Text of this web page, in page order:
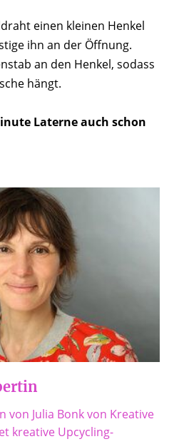
einen kleinen Henkel
ihn an der Öffnung.
an den Henkel, sodass
hängt.
Laterne auch schon
von Julia Bonk von Kreative
kreative Upcycling-